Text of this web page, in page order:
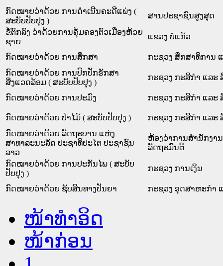
ກົດໝາຍວ່າດ້ວຍ ການດຳເນີນຄະດີແພ່ງ (
ສະບັບປັບປຸງ )
ສານປະຊາຊົນສູງສຸດ
ຂໍ້ຕົກລົງ ວ່າດ້ວຍການຄຸ້ມຄອງຕົວເມືອງຫ້ວຍ
ຊາຍ
ແຂວງ ບໍ່ແກ້ວ
ກົດໝາຍວ່າດ້ວຍ ການສຶກສາ
ກະຊວງ ສຶກສາທິການ
ກົດໝາຍວ່າດ້ວຍ ການປົກປັກຮັກສາ
ສິ່ງແວດລ້ອມ ( ສະບັບປັບປຸງ )
ກະຊວງ ກະສິກຳ ແລະ
ກົດໝາຍວ່າດ້ວຍ ການປະມົງ ກະຊວງ ກະສິກຳ ແລະ
ກົດໝາຍວ່າດ້ວຍ ປ່າໄມ້ ( ສະບັບປັບປຸງ )
ກະຊວງ ກະສິກຳ ແລະ
ກົດໝາຍວ່າດ້ວຍ ລັດຖະບານ ແຫ່ງ
ສາທາລະນະລັດ ປະຊາທິປະໄຕ ປະຊາຊົນ
ລາວ
ຫ້ອງວ່າການສຳນັກງາ
ລັດຖະມົນຕີ
ກົດໝາຍວ່າດ້ວຍ ການປະກັນໄພ ( ສະບັບ
ປັບປຸງ )
ກະຊວງ ການເງິນ
ກົດໝາຍວ່າດ້ວຍ ຊັບສິນທາງປັນຍາ ກະຊວງ ອຸດສາຫະກຳ
ໜ້າທໍາອິດ
ໜ້າກ່ອນ